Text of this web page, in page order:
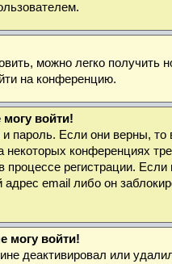
можно легко
на конференцию.
могу войти!
пароль. Если они верны,
конференциях
процессе регистрации.
email либо он
могу войти!
деактивировал или